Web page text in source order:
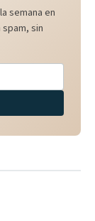
semana en
spam, sin